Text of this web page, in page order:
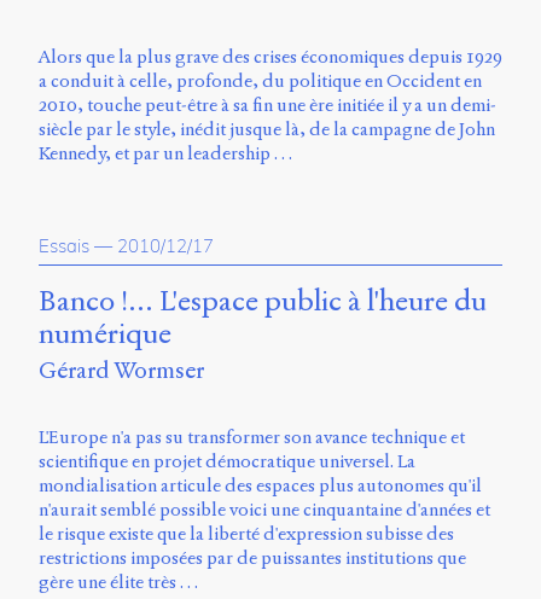
0B7
Canada
ISSN
2104-
3272
(2020/03)
Typographies
Storm
Type
Foundry
et
Muli
de
Vernon
Alors que la plus grave des crises économiques depuis 1929
a conduit à celle, profonde, du politique en Occident en
2010, touche peut-être à sa fin une ère initiée il y a un demi-
siècle par le style, inédit jusque là, de la campagne de John
Kennedy, et par un leadership …
Essais — 2010/12/17
Banco !... L'espace public à l'heure du
numérique
Gérard Wormser
L'Europe n'a pas su transformer son avance technique et
scientifique en projet démocratique universel. La
mondialisation articule des espaces plus autonomes qu'il
n'aurait semblé possible voici une cinquantaine d'années et
le risque existe que la liberté d'expression subisse des
restrictions imposées par de puissantes institutions que
gère une élite très …